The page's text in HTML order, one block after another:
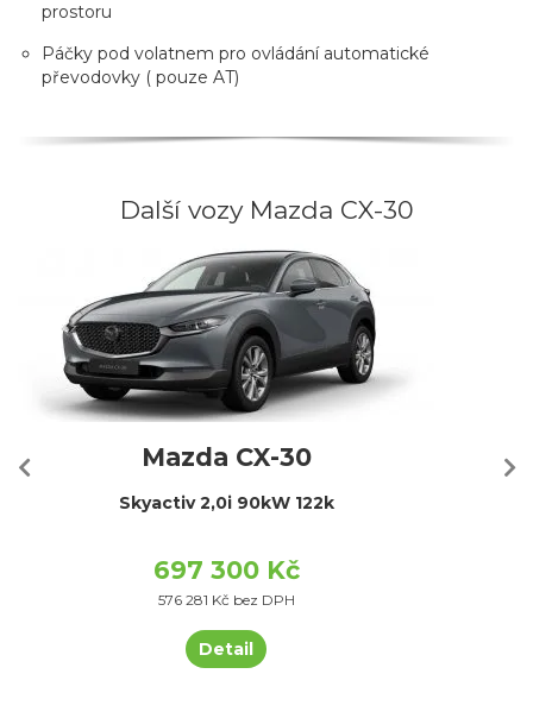
prostoru
Páčky pod volatnem pro ovládání automatické
převodovky ( pouze AT)
Další vozy Mazda CX-30
Mazda CX-30
Skyactiv 2,0i 90kW 122k
697 300 Kč
576 281 Kč bez DPH
Detail